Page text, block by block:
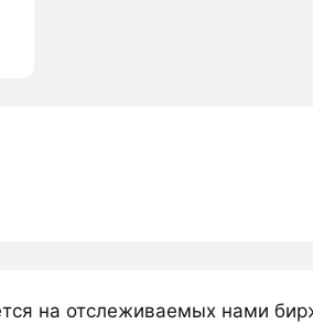
на отслеживаемых нами